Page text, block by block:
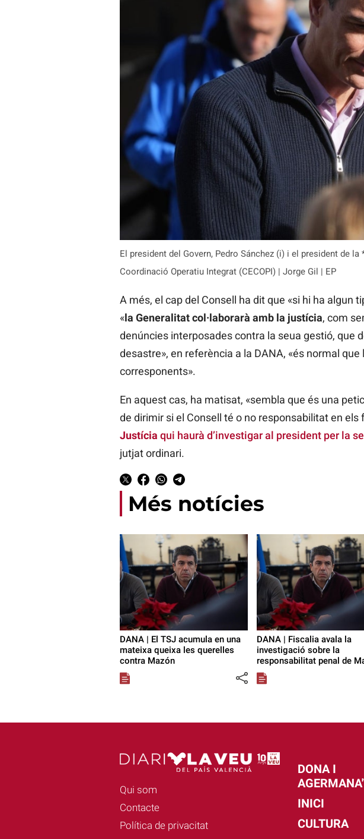
El president del Govern, Pedro Sánchez (i) i el president de
Coordinació Operatiu Integrat (CECOPI) | Jorge Gil | EP
A més, el cap del Consell ha dit que «si hi ha algun
«la Generalitat col·laborarà amb la justícia, com
denúncies interposades contra la seua gestió, que
desastre», en referència a la DANA, «és normal
corresponents».
En aquest cas, ha matisat, «sembla que és una
de dirimir si el Consell té o no responsabilitat en els
Justícia qui haurà d’investigar al president per la
jutjat ordinari.
Més notícies
DANA | El TSJ acumula en una
mateixa queixa les querelles
contra Mazón
DANA | Fiscalia avala la
investigació sobre la
responsabilitat penal de
Qui som
Contacte
Política de privacitat
DONA I
INICI
CULTURA